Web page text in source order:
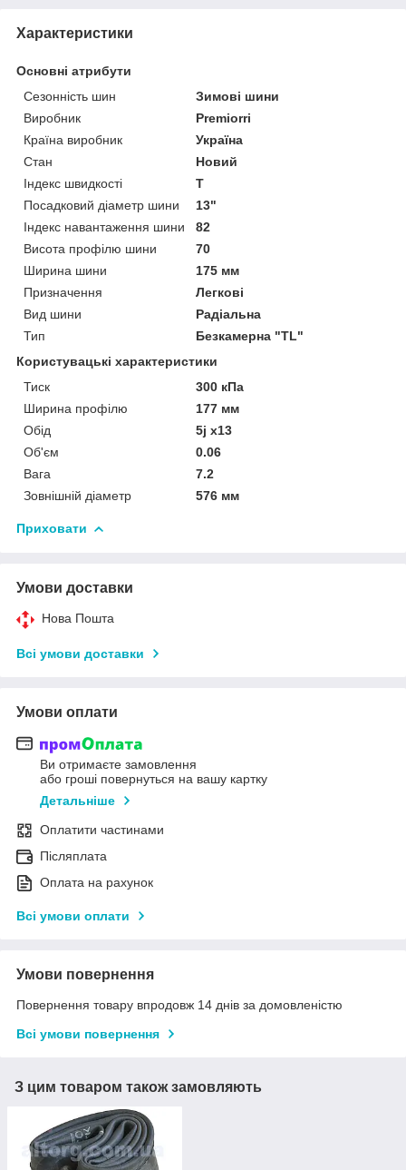
Характеристики
Основні атрибути
Сезонність шин
Зимові шини
Виробник
Premiorri
Країна виробник
Україна
Стан
Новий
Індекс швидкості
T
Посадковий діаметр шини
13"
Індекс навантаження шини
82
Висота профілю шини
70
Ширина шини
175 мм
Призначення
Легкові
Вид шини
Радіальна
Тип
Безкамерна "TL"
Користувацькі характеристики
Тиск
300 кПа
Ширина профілю
177 мм
Обід
5j x13
Об'єм
0.06
Вага
7.2
Зовнішній діаметр
576 мм
Приховати
Умови доставки
Нова Пошта
Всі умови доставки
Умови оплати
Ви отримаєте замовлення
або гроші повернуться на вашу картку
Детальніше
Оплатити частинами
Післяплата
Оплата на рахунок
Всі умови оплати
Умови повернення
Повернення товару впродовж 14 днів за домовленістю
Всі умови повернення
З цим товаром також замовляють